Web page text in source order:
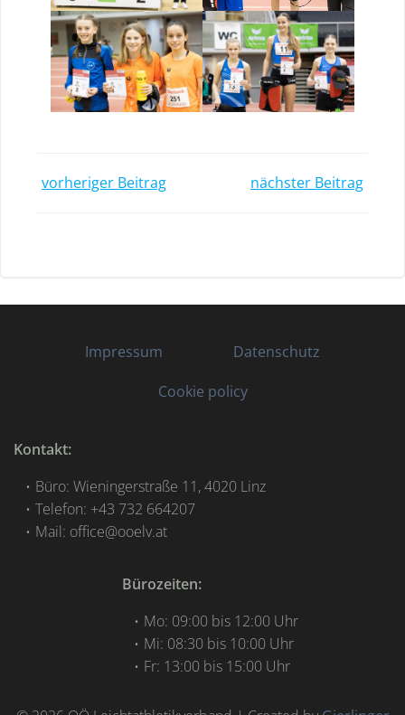
Post
vorheriger Beitrag
Post
nächster Beitrag
Impressum
Datenschutz
Cookie policy
Kontakt:
Büro: Wieningerstraße 11, 4020 Linz
Telefon: +43 732 664207
Mail: office@ooelv.at
Bürozeiten:
Mo: 09:00 bis 12:00 Uhr
Mi: 08:30 bis 10:00 Uhr
Fr: 13:00 bis 15:00 Uhr